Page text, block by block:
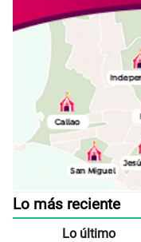
Lo más reciente
Lo último